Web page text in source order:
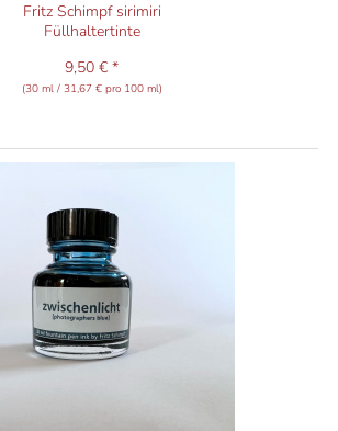
Fritz Schimpf sirimiri
Füllhaltertinte
9,50 € *
(30 ml / 31,67 € pro 100 ml)